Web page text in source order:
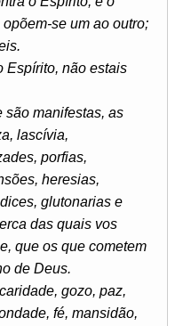
se um ao outro;
Espírito, não estais
são manifestas, as
lascívia,
porfias,
heresias,
glutonarias e
das quais vos
que os que cometem
de Deus.
gozo, paz,
fé, mansidão,